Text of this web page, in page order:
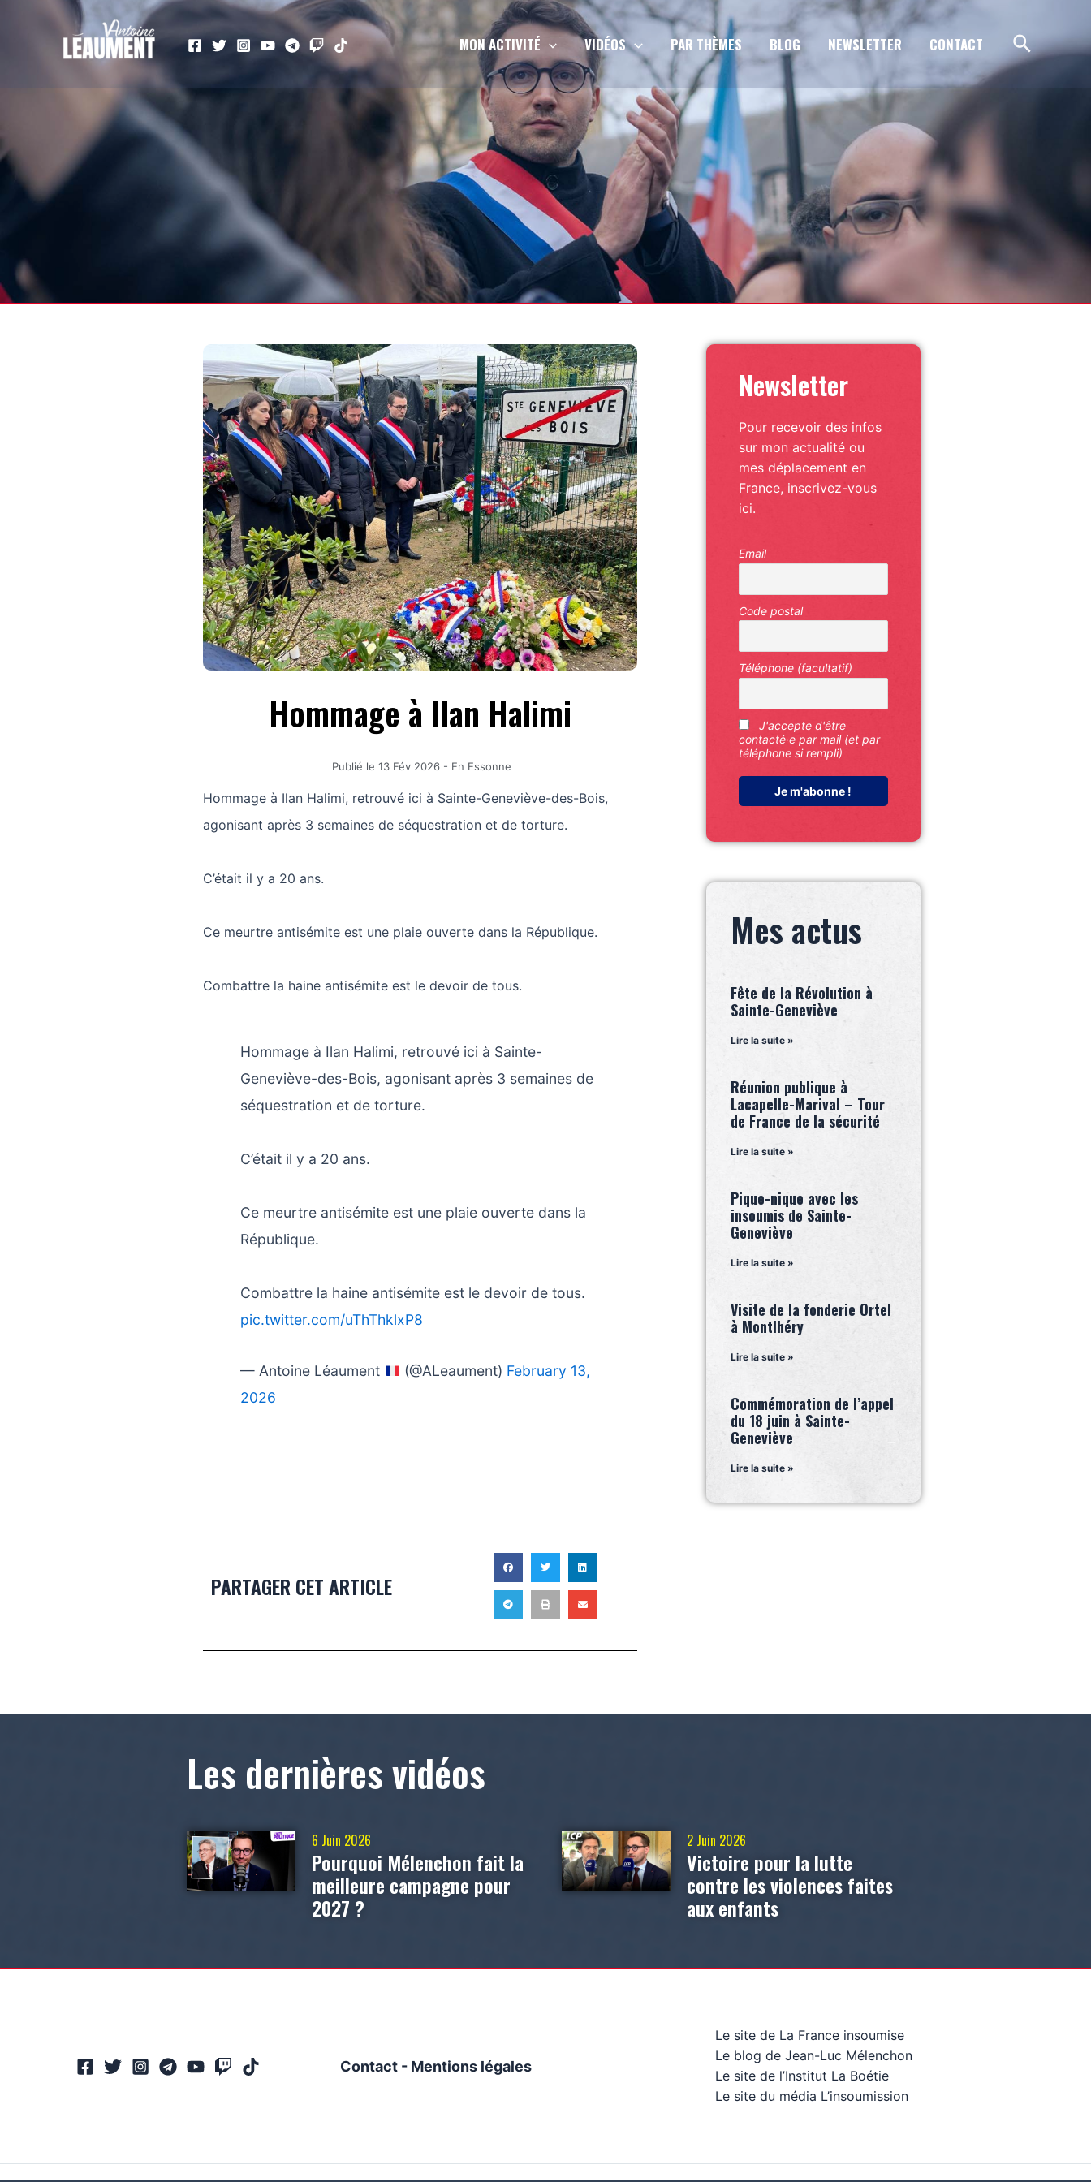
MON ACTIVITÉ VIDÉOS PAR THÈMES BLOG NEWSLETTER CONTACT
Hommage à Ilan Halimi
Publié le 13 Fév 2026 - En Essonne
Hommage à Ilan Halimi, retrouvé ici à Sainte-Geneviève-des-Bois,
agonisant après 3 semaines de séquestration et de torture.
C’était il y a 20 ans.
Ce meurtre antisémite est une plaie ouverte dans la République.
Combattre la haine antisémite est le devoir de tous.
Hommage à Ilan Halimi, retrouvé ici à Sainte-
Geneviève-des-Bois, agonisant après 3 semaines de
séquestration et de torture.
C’était il y a 20 ans.
Ce meurtre antisémite est une plaie ouverte dans la
République.
Combattre la haine antisémite est le devoir de tous.
pic.twitter.com/uThThklxP8
— Antoine Léaument (@ALeaument) February 13,
2026
PARTAGER CET ARTICLE
Newsletter
Pour recevoir des infos
sur mon actualité ou
mes déplacement en
France, inscrivez-vous
ici.
Email
Code postal
Téléphone (facultatif)
J'accepte d'être
contacté·e par mail (et par
téléphone si rempli)
Mes actus
Fête de la Révolution à
Sainte-Geneviève
Lire la suite »
Réunion publique à
Lacapelle-Marival – Tour
de France de la sécurité
Lire la suite »
Pique-nique avec les
insoumis de Sainte-
Geneviève
Lire la suite »
Visite de la fonderie Ortel
à Montlhéry
Lire la suite »
Commémoration de l’appel
du 18 juin à Sainte-
Geneviève
Lire la suite »
Les dernières vidéos
6 Juin 2026
Pourquoi Mélenchon fait la
meilleure campagne pour
2027 ?
2 Juin 2026
Victoire pour la lutte
contre les violences faites
aux enfants
Contact - Mentions légales
Le site de La France insoumise
Le blog de Jean-Luc Mélenchon
Le site de l’Institut La Boétie
Le site du média L’insoumission